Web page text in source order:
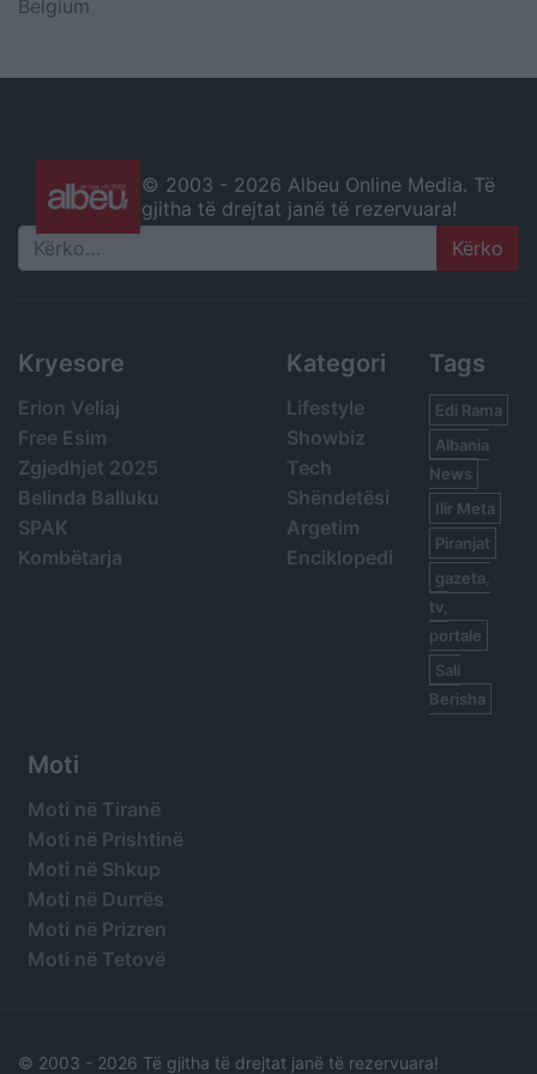
Belgium
© 2003 - 2026 Albeu Online Media. Të
gjitha të drejtat janë të rezervuara!
Search
Kryesore
Erion Veliaj
Free Esim
Zgjedhjet 2025
Belinda Balluku
SPAK
Kombëtarja
Kategori
Lifestyle
Showbiz
Tech
Shëndetësi
Argetim
Enciklopedi
Tags
Edi Rama
Albania
News
Ilir Meta
Piranjat
gazeta,
tv,
portale
Sali
Berisha
Moti
Moti në Tiranë
Moti në Prishtinë
Moti në Shkup
Moti në Durrës
Moti në Prizren
Moti në Tetovë
© 2003 - 2026 Të gjitha të drejtat janë të rezervuara!